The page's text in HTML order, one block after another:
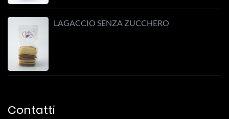
LAGACCIO SENZA ZUCCHERO
Contatti